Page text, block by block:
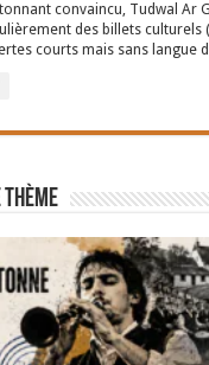
convaincu, Tudwal Ar
des billets culturels
courts mais sans langue